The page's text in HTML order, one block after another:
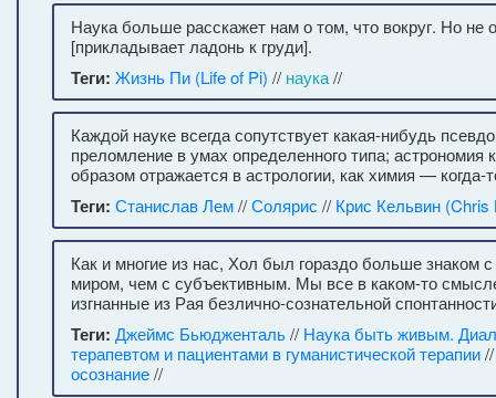
Наука больше расскажет нам о том, что вокруг. Но не
[прикладывает ладонь к груди].
Теги: Жизнь Пи (Life of Pi) // наука//
Каждой науке всегда сопутствует какая-нибудь
преломление в умах определенного типа; астрономия
образом отражается в астрологии, как химия — когда-
Теги: Станислав Лем//Солярис // Крис Кельвин (Chris
Как и многие из нас, Хол был гораздо больше знаком
миром, чем с субъективным. Мы все в каком-то
изгнанные из Рая безлично-сознательной
Теги: Джеймс Бьюдженталь// Наука быть живым.
терапевтом и пациентами в гуманистической терапии
осознание//